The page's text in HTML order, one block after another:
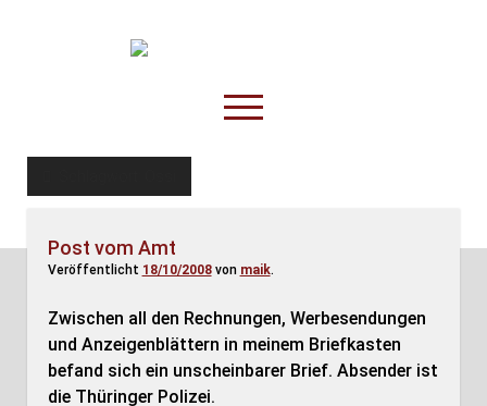
TruckOnline.de
open
menu
facebook
Disposition
Post vom Amt
Veröffentlicht 18/10/2008von maik.
Zwischen all den Rechnungen, Werbesendungen
und Anzeigenblättern in meinem Briefkasten
befand sich ein unscheinbarer Brief. Absender ist
die Thüringer Polizei.